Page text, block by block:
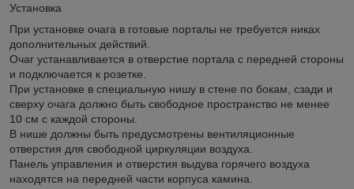
Установка
При установке очага в готовые порталы не требуется никах
дополнительных действий.
Очаг устанавливается в отверстие портала с передней стороны
и подключается к розетке.
При установке в специальную нишу в стене по бокам, сзади и
сверху очага должно быть свободное пространство не менее
10 см с каждой стороны.
В нише должны быть предусмотрены вентиляционные
отверстия для свободной циркуляции воздуха.
Панель управления и отверстия выдува горячего воздуха
находятся на передней части корпуса камина.